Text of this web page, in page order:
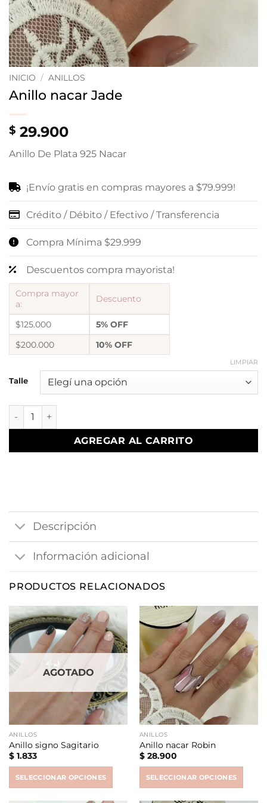
INICIO / ANILLOS
Anillo nacar Jade
$ 29.900
Anillo De Plata 925 Nacar
¡Envío gratis en compras mayores a $79.999!
Crédito / Débito / Efectivo / Transferencia
Compra Mínima $29.999
Descuentos compra mayorista!
Compra mayor
a:
Descuento
$125.000
5% OFF
$200.000
10% OFF
Talle
LIMPIAR
Anillo nacar Jade cantidad
AGREGAR AL CARRITO
Descripción
Información adicional
PRODUCTOS RELACIONADOS
AGOTADO
ANILLOS
Anillo signo Sagitario
$1.833
SELECCIONAR OPCIONES
ANILLOS
Anillo nacar Robin
$28.900
SELECCIONAR OPCIONES